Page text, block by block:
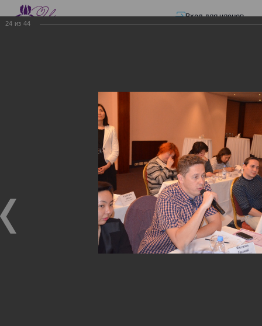
Вход для членов
Презентации
ЭЛЕКТРОННЫЕ СЧЕТА-ФАКТУРЫ.
ЭЛЕКТРОННЫЕ СЧЕТА-
ФАКТУРЫ. ВИРТУАЛЬНЫЙ
СКЛАД.
ЭЛЕКТРОННЫЕ СЧЕТА-ФАКТУРЫ. ВИРТУАЛЬНЫЙ
24 из 44